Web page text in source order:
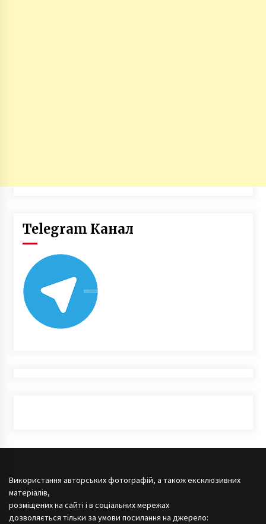
Telegram Канал
Використання авторських фотографій, а також ексклюзивних
матеріалів,
розміщених на сайті і в соціальних мережах
дозволяється тільки за умови посилання на джерело: